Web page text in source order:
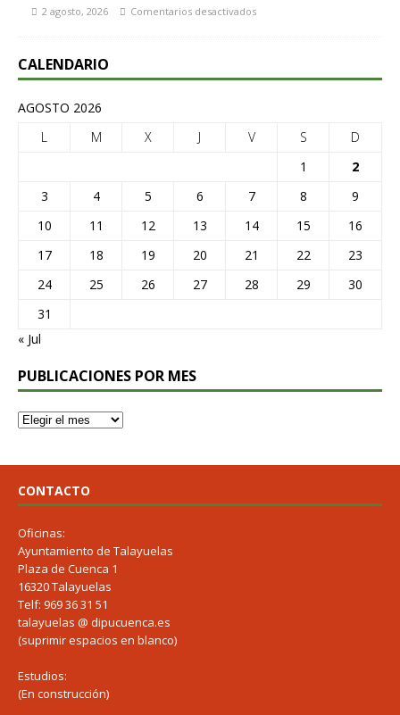
2 agosto, 2026 Comentarios desactivados
CALENDARIO
AGOSTO 2026
L
M X J V S
D
1
2
3
4 5 6 7 8
9
10
11 12 13 14 15
16
17
18 19 20 21 22
23
24
25 26 27 28 29
30
31
« Jul
PUBLICACIONES POR MES
CONTACTO
Oficinas:
Ayuntamiento de Talayuelas
Plaza de Cuenca 1
16320 Talayuelas
Telf: 969 36 31 51
talayuelas @ dipucuenca.es
(suprimir espacios en blanco)
Estudios:
(En construcción)